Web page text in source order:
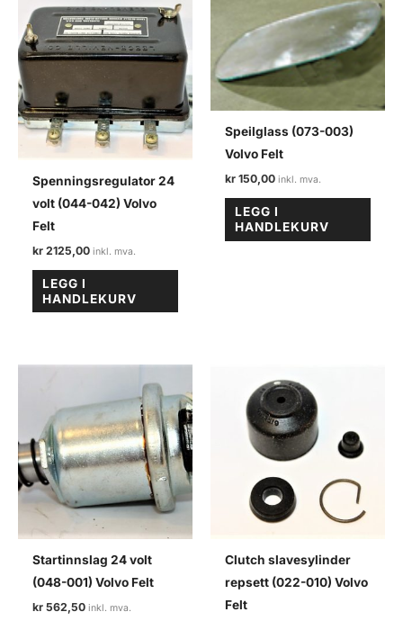
Spenningsregulator 24
volt (044-042) Volvo
Felt
kr 2125,00
LEGG I
HANDLEKURV
Speilglass (073-003)
Volvo Felt
kr 150,00
LEGG I
HANDLEKURV
Startinnslag 24 volt
(048-001) Volvo Felt
kr 562,50
Clutch slavesylinder
repsett (022-010) Volvo
Felt